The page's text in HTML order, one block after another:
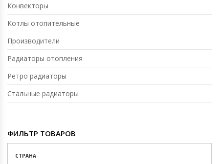
Конвекторы
Котлы отопительные
Производители
Радиаторы отопления
Ретро радиаторы
Стальные радиаторы
ФИЛЬТР ТОВАРОВ
СТРАНА